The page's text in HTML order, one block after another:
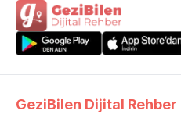
GeziBilen Dijital Rehber